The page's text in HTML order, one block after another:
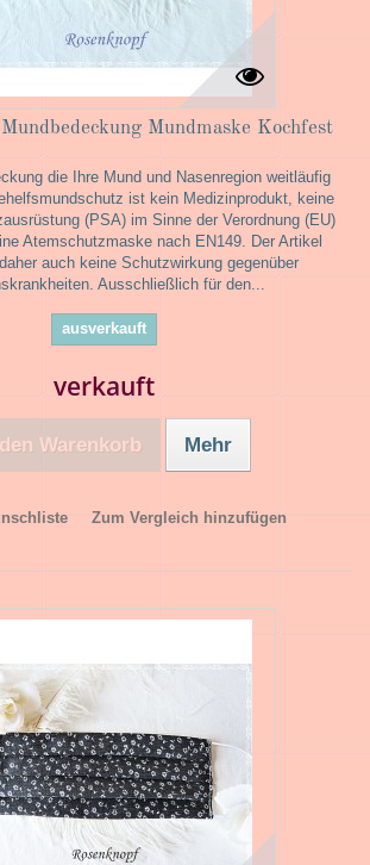
Mundmaske Kochfest
die Ihre Mund und Nasenregion weitläufig
ist kein Medizinprodukt, keine
(PSA) im Sinne der Verordnung (EU)
Atemschutzmaske nach EN149. Der Artikel
auch keine Schutzwirkung gegenüber
Ausschließlich für den...
ausverkauft
verkauft
Warenkorb Mehr
Zum Vergleich hinzufügen